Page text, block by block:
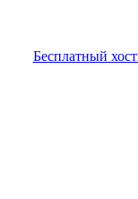
Бесплатный